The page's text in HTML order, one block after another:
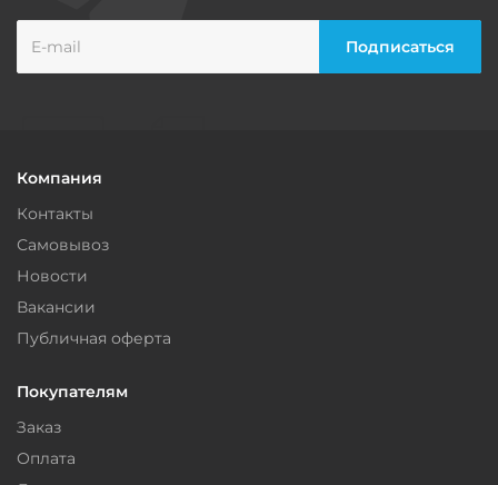
Компания
Контакты
Самовывоз
Новости
Вакансии
Публичная оферта
Покупателям
Заказ
Оплата